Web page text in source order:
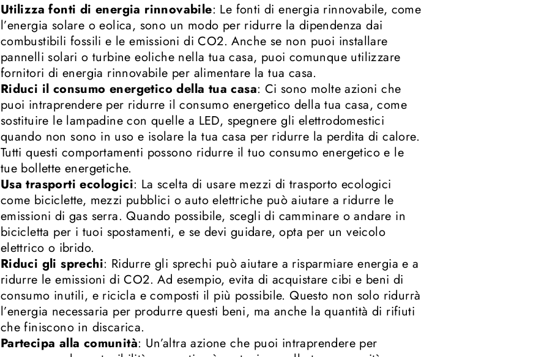
Utilizza fonti di energia rinnovabile: Le fonti di energia rinnovabile, come
l’energia solare o eolica, sono un modo per ridurre la dipendenza dai
combustibili fossili e le emissioni di CO2. Anche se non puoi installare
pannelli solari o turbine eoliche nella tua casa, puoi comunque utilizzare
fornitori di energia rinnovabile per alimentare la tua casa.
Riduci il consumo energetico della tua casa: Ci sono molte azioni che
puoi intraprendere per ridurre il consumo energetico della tua casa, come
sostituire le lampadine con quelle a LED, spegnere gli elettrodomestici
quando non sono in uso e isolare la tua casa per ridurre la perdita di calore.
Tutti questi comportamenti possono ridurre il tuo consumo energetico e le
tue bollette energetiche.
Usa trasporti ecologici: La scelta di usare mezzi di trasporto ecologici
come biciclette, mezzi pubblici o auto elettriche può aiutare a ridurre le
emissioni di gas serra. Quando possibile, scegli di camminare o andare in
bicicletta per i tuoi spostamenti, e se devi guidare, opta per un veicolo
elettrico o ibrido.
Riduci gli sprechi: Ridurre gli sprechi può aiutare a risparmiare energia e a
ridurre le emissioni di CO2. Ad esempio, evita di acquistare cibi e beni di
consumo inutili, e ricicla e composti il più possibile. Questo non solo ridurrà
l’energia necessaria per produrre questi beni, ma anche la quantità di rifiuti
che finiscono in discarica.
Partecipa alla comunità: Un’altra azione che puoi intraprendere per